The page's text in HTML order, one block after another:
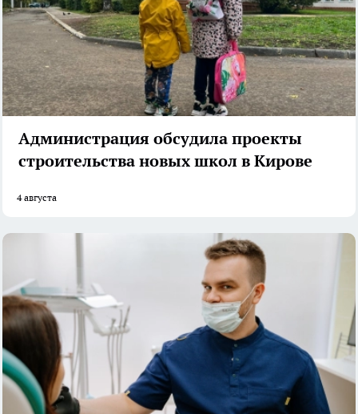
Администрация обсудила проекты
строительства новых школ в Кирове
4 августа